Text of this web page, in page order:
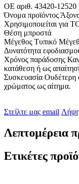
ΟΕ αριθ. 43420-12520
Όνομα προϊόντος
Χρησιμοποιείται για
Θέση μπροστά
Μέγεθος Τυπικό
Δυνατότητα
Χρόνος παράδοσης
κατάθεση ή ως
Συσκευασία Ουδέτερη
χρώματος ως αίτημα.
Στείλτε μας email
Λεπτομέρεια
Ετικέτες